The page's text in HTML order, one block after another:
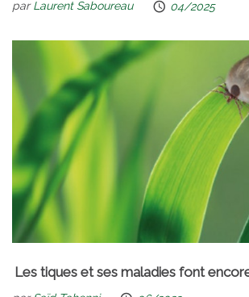
parLaurent Saboureau 04/2025
Les tiques et ses maladies font